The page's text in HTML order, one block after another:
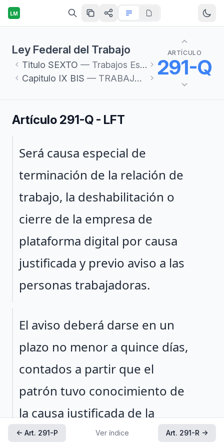
LM
Ley Federal del Trabajo
Titulo SEXTO — Trabajos Especiales
Capitulo IX BIS — TRABAJO EN PLATAFORMAS DIGITALES
ARTÍCULO
291-Q
Artículo 291-Q - LFT
Párrafo 1
Será causa especial de
terminación de la relación de
trabajo, la deshabilitación o
cierre de la empresa de
plataforma digital por causa
justificada y previo aviso a las
personas trabajadoras.
Párrafo 2
El aviso deberá darse en un
plazo no menor a quince días,
contados a partir que el
patrón tuvo conocimiento de
la causa justificada de la
deshabilitación o cierre de la
← Art. 291-P Ver índice Art. 291-R →